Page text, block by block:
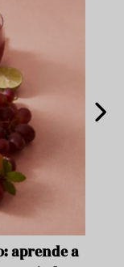
aprende a